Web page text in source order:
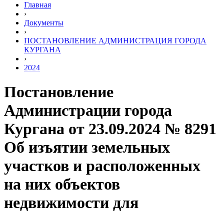
Главная
›
Документы
›
ПОСТАНОВЛЕНИЕ АДМИНИСТРАЦИЯ ГОРОДА
КУРГАНА
›
2024
Постановление
Администрации города
Кургана от 23.09.2024 № 8291
Об изъятии земельных
участков и расположенных
на них объектов
недвижимости для